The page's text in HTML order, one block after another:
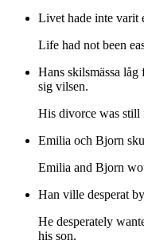
Livet hade inte varit
Life had not been
Hans skilsmässa
sig vilsen.
His divorce was still
Emilia och Bjorn
Emilia and Bjorn
Han ville desperat
He desperately
his son.